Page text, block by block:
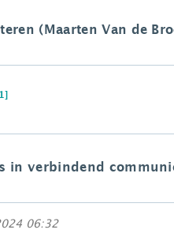
(Maarten Van de
in verbindend
06:32